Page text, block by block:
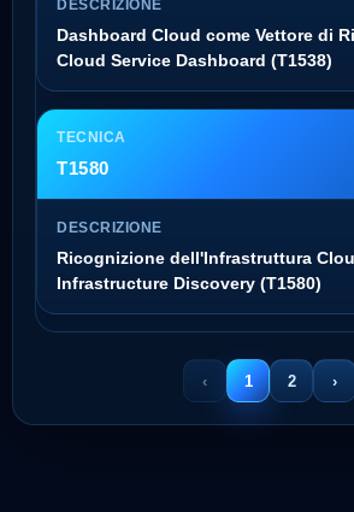
Dashboard Cloud come Vettore di
Cloud Service Dashboard (T1538)
T1580
Ricognizione dell'Infrastruttura
Infrastructure Discovery (T1580)
‹ 1 2 ›